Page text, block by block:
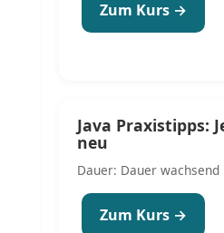
Zum Kurs →
Java Praxistipps:
neu
Dauer: Dauer wachsend
Zum Kurs →